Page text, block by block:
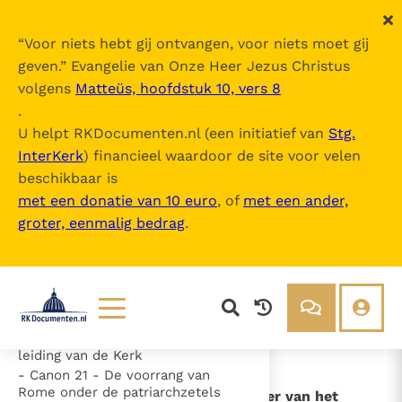
“Voor niets hebt gij ontvangen, voor niets moet gij
geven.” Evangelie van Onze Heer Jezus Christus
volgens Matteüs, hoofdstuk 10, vers 8
.
U helpt RKDocumenten.nl (een initiatief van Stg.
InterKerk) financieel waardoor de site voor velen
beschikbaar is
met een donatie van 10 euro, of met een ander,
groter, eenmalig bedrag.
Lezen
Documenten
Over ons
10e Zitting - Canones
Inhoudsopgave
uitklappen
- Canon 1 - De traditie als
- Canon 3 - De verering van de
heilige afbeeldingen
- Canon 11 (10) - De uniciteit van de
menselijke ziel
leiding van de Kerk
- Canon 21 - De voorrang van
Rome onder de patriarchzetels
- Canon 1 - De traditie als richtsnoer van het